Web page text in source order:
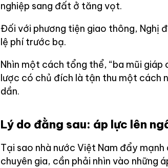
nghiệp sang đất ở tăng vọt.
Đối với phương tiện giao thông, Nghị
lệ phí trước bạ.
Nhìn một cách tổng thể, “ba mũi giáp
lược có chủ đích là tận thu một cách
dần.
Lý do đằng sau: áp lực lên
Tại sao nhà nước Việt Nam đẩy
chuyên gia, cần phải nhìn vào những